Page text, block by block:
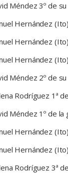
Méndez 3º de
Hernández
Hernández
Hernández
Méndez 2º de
Rodríguez 1ª
Méndez 1º de la
Hernández
Hernández
Rodríguez 3ª